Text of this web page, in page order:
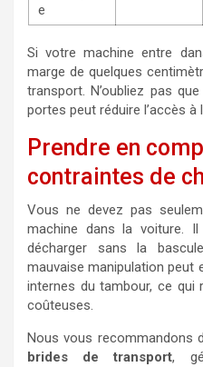
e
Si votre machine entre
marge de quelques
transport. N’oubliez pas
portes peut réduire l’accès à
Prendre en
contraintes de
Vous ne devez pas
machine dans la voiture.
décharger sans la
mauvaise manipulation peut
internes du tambour, ce qui
coûteuses.
Nous vous recommandons
brides de transport,